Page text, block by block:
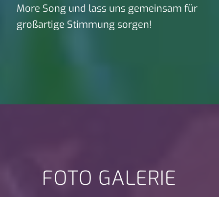
More Song und lass uns gemeinsam für
großartige Stimmung sorgen!
FOTO GALERIE